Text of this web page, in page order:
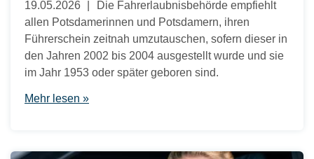
19.05.2026
Die Fahrerlaubnisbehörde empfiehlt
allen Potsdamerinnen und Potsdamern, ihren
Führerschein zeitnah umzutauschen, sofern dieser in
den Jahren 2002 bis 2004 ausgestellt wurde und sie
im Jahr 1953 oder später geboren sind.
Mehr lesen »